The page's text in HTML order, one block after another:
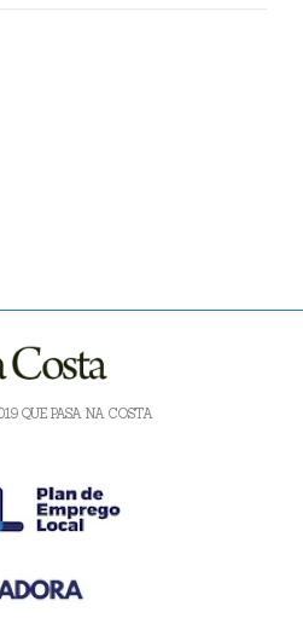
QUE PASA NA COSTA